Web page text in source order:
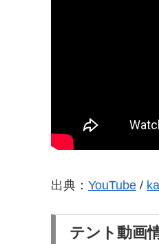
出典： YouTube /
テント動画